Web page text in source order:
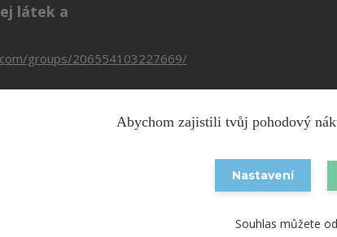
látek a
groups/206554103227669/
Copyright © 2026
Vytvořeno na
Abychom zajistili tvůj pohodový
Nastavení
Souhlas můžete